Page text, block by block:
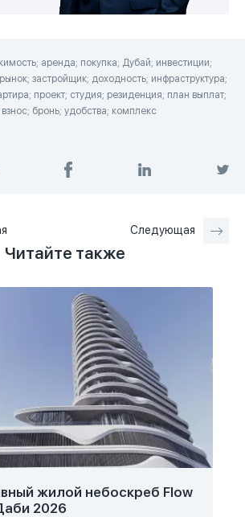
аренда; покупка; Дубай; инвестиции;
застройщик; доходность; инфраструктура;
проект; студия; резиденция; план выплат;
бронь; удобства; комплекс
Следующая
Читайте также
жилой небоскреб Flow
2026